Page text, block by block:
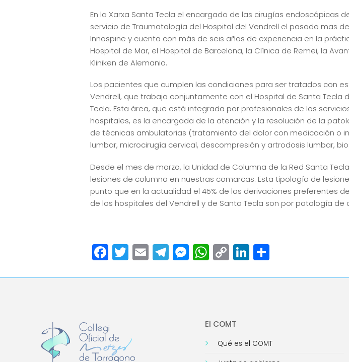
En la Xarxa Santa Tecla el encargado de las cirugías endoscópicas
servicio de Traumatología del Hospital del Vendrell el pasado mas
Innospine y cuenta con más de seis años de experiencia en la
Hospital de Mar, el Hospital de Barcelona, la Clínica de Remei, la
Kliniken de Alemania.
Los pacientes que cumplen las condiciones para ser tratados con
Vendrell, que trabaja conjuntamente con el Hospital de Santa
Tecla. Esta área, que está integrada por profesionales de los
hospitales, es la encargada de la atención y la resolución de la
de técnicas ambulatorias (tratamiento del dolor con medicación o
lumbar, microcirugía cervical, descompresión y artrodosis lumbar,
Desde el mes de marzo, la Unidad de Columna de la Red Santa
lesiones de columna en nuestras comarcas. Esta tipología de
punto que en la actualidad el 45% de las derivaciones preferentes
de los hospitales del Vendrell y de Santa Tecla son por patología de
Facebook
Twitter
EmailTelegram
Messenger
WhatsApp
Copy
Link
LinkedIn
Compartir
El COMT
Qué es el COMT